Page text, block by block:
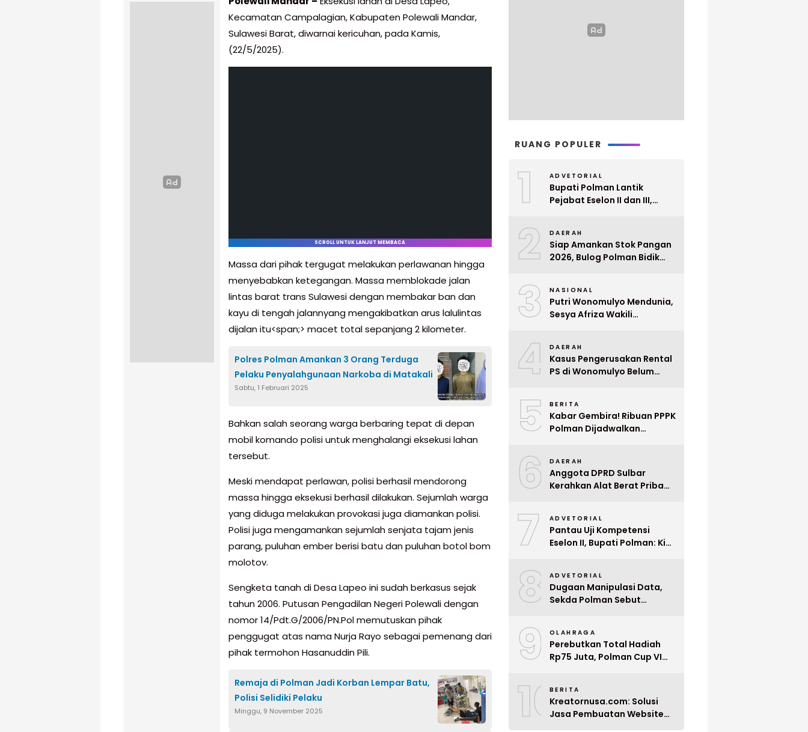
Kecamatan Campalagian, Kabupaten Polewali Mandar,
Sulawesi Barat, diwarnai kericuhan, pada Kamis,
(22/5/2025).
SCROLL UNTUK LANJUT MEMBACA
Massa dari pihak tergugat melakukan perlawanan hingga
menyebabkan ketegangan. Massa memblokade jalan
lintas barat trans Sulawesi dengan membakar ban dan
kayu di tengah jalannyang mengakibatkan arus lalulintas
dijalan itu<span;> macet total sepanjang 2 kilometer.
Polres Polman Amankan 3 Orang Terduga
Pelaku Penyalahgunaan Narkoba di Matakali
Sabtu, 1 Februari 2025
Bahkan salah seorang warga berbaring tepat di depan
mobil komando polisi untuk menghalangi eksekusi lahan
tersebut.
Meski mendapat perlawan, polisi berhasil mendorong
massa hingga eksekusi berhasil dilakukan. Sejumlah warga
yang diduga melakukan provokasi juga diamankan polisi.
Polisi juga mengamankan sejumlah senjata tajam jenis
parang, puluhan ember berisi batu dan puluhan botol bom
molotov.
Sengketa tanah di Desa Lapeo ini sudah berkasus sejak
tahun 2006. Putusan Pengadilan Negeri Polewali dengan
nomor 14/Pdt.G/2006/PN.Pol memutuskan pihak
penggugat atas nama Nurja Rayo sebagai pemenang dari
pihak termohon Hasanuddin Pili.
Remaja di Polman Jadi Korban Lempar Batu,
Polisi Selidiki Pelaku
Minggu, 9 November 2025
RUANG POPULER
1 ADVETORIAL
Bupati Polman Lantik
Pejabat Eselon II dan III,
2 DAERAH
Siap Amankan Stok Pangan
2026, Bulog Polman Bidik
3 NASIONAL
Putri Wonomulyo Mendunia,
Sesya Afriza Wakili
4 DAERAH
Kasus Pengerusakan Rental
PS di Wonomulyo Belum
Pelaku
5 BERITA
Kabar Gembira! Ribuan PPPK
Polman Dijadwalkan
6 DAERAH
Anggota DPRD Sulbar
Kerahkan Alat Berat Pribadi
7 ADVETORIAL
Pantau Uji Kompetensi
Eselon II, Bupati Polman: Kita
8 ADVETORIAL
Dugaan Manipulasi Data,
Sekda Polman Sebut
Ditunda
9 OLAHRAGA
Perebutkan Total Hadiah
Rp75 Juta, Polman Cup VI
10BERITA
Kreatornusa.com: Solusi
Jasa Pembuatan Website